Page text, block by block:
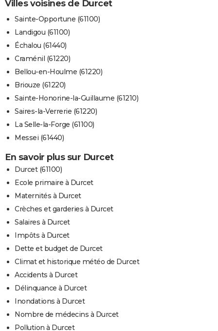
Villes voisines de Durcet
Sainte-Opportune (61100)
Landigou (61100)
Échalou (61440)
Craménil (61220)
Bellou-en-Houlme (61220)
Briouze (61220)
Sainte-Honorine-la-Guillaume (61210)
Saires-la-Verrerie (61220)
La Selle-la-Forge (61100)
Messei (61440)
En savoir plus sur Durcet
Durcet (61100)
Ecole primaire à Durcet
Maternités à Durcet
Crèches et garderies à Durcet
Salaires à Durcet
Impôts à Durcet
Dette et budget de Durcet
Climat et historique météo de Durcet
Accidents à Durcet
Délinquance à Durcet
Inondations à Durcet
Nombre de médecins à Durcet
Pollution à Durcet